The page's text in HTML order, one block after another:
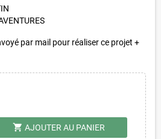
par mail pour réaliser ce projet +
shopping_cart AJOUTER AU PANIER